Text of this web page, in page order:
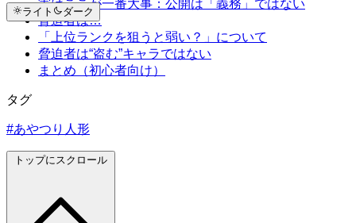
ライト ダーク
実はここが一番大事：公開は「義務」ではない
脅迫者は…
「上位ランクを狙うと弱い？」について
脅迫者は“盗む”キャラではない
まとめ（初心者向け）
タグ
#あやつり人形
トップにスクロール